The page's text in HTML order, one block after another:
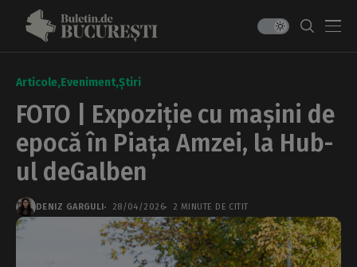
Articole Eveniment Știri
FOTO | Expoziție cu mașini de
epocă în Piața Amzei, la Hub-
ul deGalben
DENIZ GARGULI 28/04/2026 2 MINUTE DE CITIT